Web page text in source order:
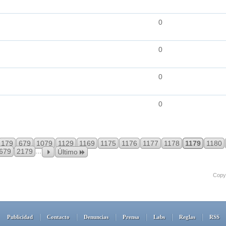
0
0
0
0
179 679 1079 1129 1169 1175 1176 1177 1178 1179 1180
2179 ... Último
Publicidad Contacto Denuncias Prensa Labs Reglas RSS